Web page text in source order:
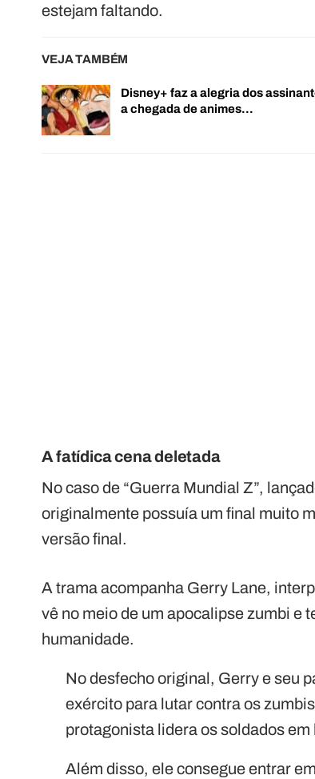
estejam faltando.
VEJA TAMBÉM
Disney+ faz a alegria dos
a chegada de animes…
A fatídica cena deletada
No caso de “Guerra Mundial Z”,
originalmente possuía um final muito
versão final.
A trama acompanha Gerry Lane,
vê no meio de um apocalipse zumbi e
humanidade.
No desfecho original, Gerry e seu
exército para lutar contra os
protagonista lidera os soldados
Além disso, ele consegue entrar